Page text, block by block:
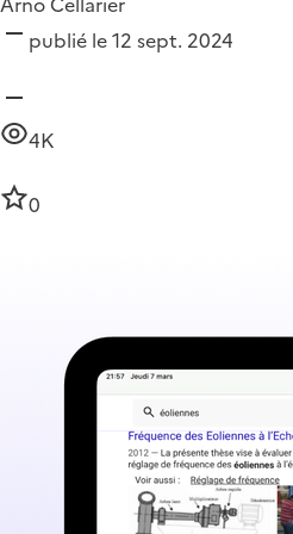
publié le 12 sept. 2024
4K
0